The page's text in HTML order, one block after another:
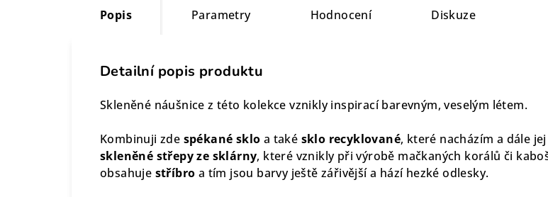
Popis Parametry Hodnocení Diskuze
Detailní popis produktu
Skleněné náušnice z této kolekce vznikly inspirací barevným, veselým létem.
Kombinuji zde spékané sklo a také sklo recyklované, které nacházím a dále
skleněné střepy ze sklárny, které vznikly při výrobě mačkaných korálů či
obsahuje stříbro a tím jsou barvy ještě zářivější a hází hezké odlesky.